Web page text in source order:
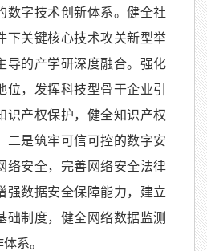
数字技术创新体系。健全社
下关键核心技术攻关新型举
导的产学研深度融合。强化
位，发挥科技型骨干企业引
识产权保护，健全知识产权
二是筑牢可信可控的数字安
络安全，完善网络安全法律
强数据安全保障能力，建立
础制度，健全网络数据监测
系。